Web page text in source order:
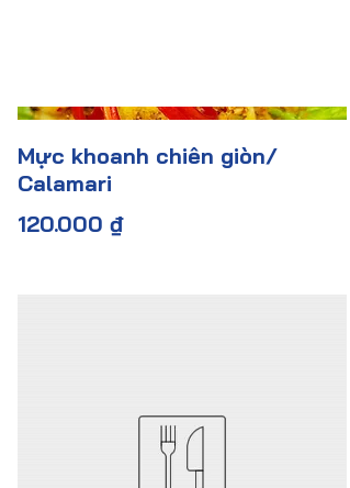
Mực khoanh chiên giòn/
Calamari
120.000 ₫